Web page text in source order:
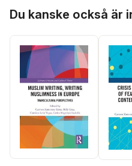
Du kanske också är